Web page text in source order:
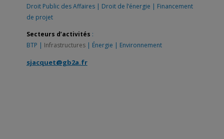
Droit Public des Affaires | Droit de l’énergie | Financement
de projet
Secteurs d’activités :
BTP | Infrastructures | Énergie | Environnement
sjacquet@gb2a.fr